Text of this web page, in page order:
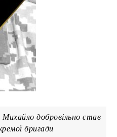
добровільно став
бригади